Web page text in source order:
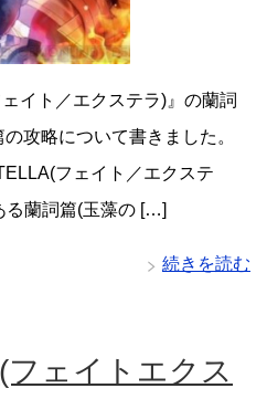
イト／エクステラ)』の蘭詞
攻略について書きました。
フェイト／エクステ
る蘭詞篇(玉藻の […]
続きを読む
ェイトエクス